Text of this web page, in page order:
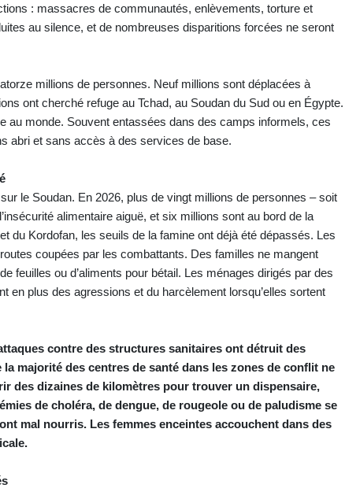
: massacres de communautés, enlèvements, torture et
au silence, et de nombreuses disparitions forcées ne seront
millions de personnes. Neuf millions sont déplacées à
ont cherché refuge au Tchad, au Soudan du Sud ou en Égypte.
au monde. Souvent entassées dans des camps informels, ces
abri et sans accès à des services de base.
le Soudan. En 2026, plus de vingt millions de personnes – soit
alimentaire aiguë, et six millions sont au bord de la
du Kordofan, les seuils de la famine ont déjà été dépassés. Les
coupées par les combattants. Des familles ne mangent
feuilles ou d’aliments pour bétail. Les ménages dirigés par des
en plus des agressions et du harcèlement lorsqu’elles sortent
contre des structures sanitaires ont détruit des
majorité des centres de santé dans les zones de conflit ne
des dizaines de kilomètres pour trouver un dispensaire,
de choléra, de dengue, de rougeole ou de paludisme se
mal nourris. Les femmes enceintes accouchent dans des